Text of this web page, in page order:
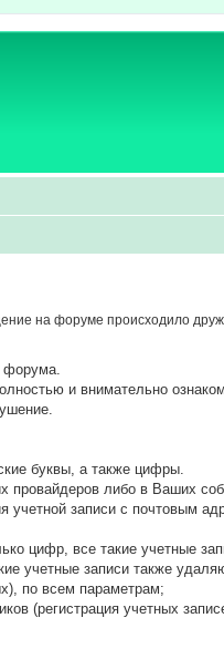
на форуме происходило
форума.
и внимательно
буквы, а также цифры.
либо в Ваших
записи с почтовым
цифр, все такие учетные
учетные записи также
по всем параметрам;
(регистрация учетных